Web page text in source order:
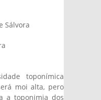
Sálvora
toponímica
moi alta, pero
a toponimia dos